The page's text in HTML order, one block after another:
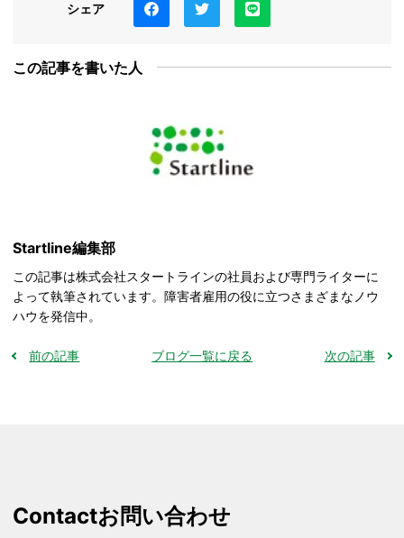
シェア
この記事を書いた人
Startline編集部
この記事は株式会社スタートラインの社員および専門ライターに
よって執筆されています。障害者雇用の役に立つさまざまなノウ
ハウを発信中。
前の記事 ブログ一覧に戻る 次の記事
Contactお問い合わせ